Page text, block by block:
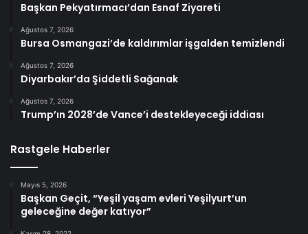
Başkan Pekyatırmacı’dan Esnaf Ziyareti
Ağustos 7, 2026
Bursa Osmangazi’de kaldırımlar işgalden temizlendi
Ağustos 7, 2026
Diyarbakır’da Şiddetli Sağanak
Ağustos 7, 2026
Trump’ın 2028’de Vance’i destekleyeceği iddiası
Rastgele Haberler
Mayıs 5, 2026
Başkan Geçit, “Yeşil yaşam evleri Yeşilyurt’un
geleceğine değer katıyor”